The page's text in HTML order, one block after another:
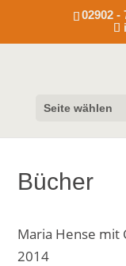
02902 -
Seite wählen
Bücher
Maria Hense mit
2014